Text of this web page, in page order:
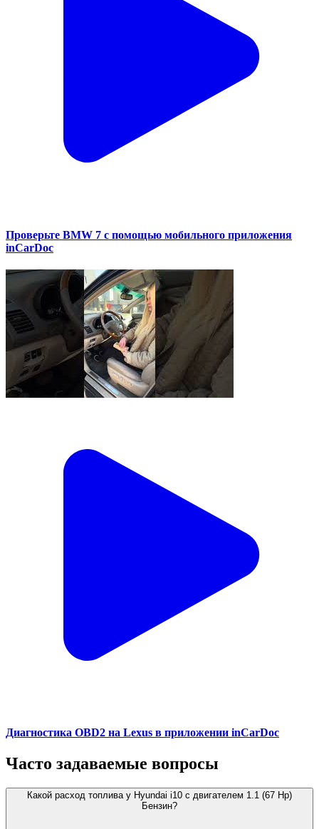
Проверьте BMW 7 с помощью мобильного приложения
inCarDoc
Диагностика OBD2 на Lexus в приложении inCarDoc
Часто задаваемые вопросы
Какой расход топлива у Hyundai i10 с двигателем 1.1 (67 Hp)
Бензин?